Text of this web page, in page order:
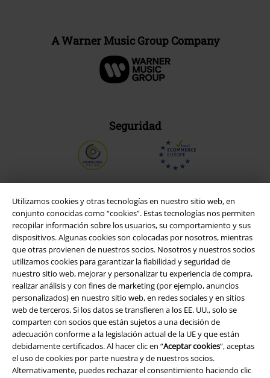
Utilizamos cookies y otras tecnologías en nuestro sitio web, en
conjunto conocidas como “cookies”. Estas tecnologías nos permiten
recopilar información sobre los usuarios, su comportamiento y sus
dispositivos. Algunas cookies son colocadas por nosotros, mientras
que otras provienen de nuestros socios. Nosotros y nuestros socios
utilizamos cookies para garantizar la fiabilidad y seguridad de
nuestro sitio web, mejorar y personalizar tu experiencia de compra,
realizar análisis y con fines de marketing (por ejemplo, anuncios
personalizados) en nuestro sitio web, en redes sociales y en sitios
web de terceros. Si los datos se transfieren a los EE. UU., solo se
comparten con socios que están sujetos a una decisión de
adecuación conforme a la legislación actual de la UE y que están
debidamente certificados. Al hacer clic en “Aceptar cookies”, aceptas
el uso de cookies por parte nuestra y de nuestros socios.
Alternativamente, puedes rechazar el consentimiento haciendo clic
A Warner Music Group Company
Seguridad
Legal
Términos y Condiciones
Aviso Legal